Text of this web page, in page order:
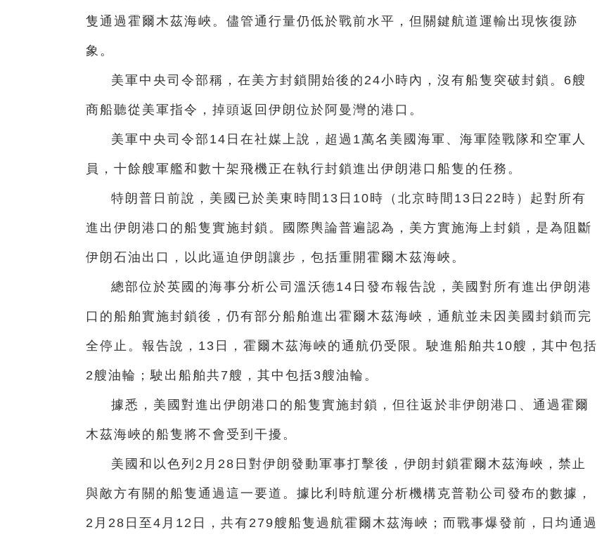
隻通過霍爾木茲海峽。儘管通行量仍低於戰前水平，但關鍵航道運輸出現恢復跡
象。
美軍中央司令部稱，在美方封鎖開始後的24小時內，沒有船隻突破封鎖。6艘
商船聽從美軍指令，掉頭返回伊朗位於阿曼灣的港口。
美軍中央司令部14日在社媒上說，超過1萬名美國海軍、海軍陸戰隊和空軍人
員，十餘艘軍艦和數十架飛機正在執行封鎖進出伊朗港口船隻的任務。
特朗普日前說，美國已於美東時間13日10時（北京時間13日22時）起對所有
進出伊朗港口的船隻實施封鎖。國際輿論普遍認為，美方實施海上封鎖，是為阻斷
伊朗石油出口，以此逼迫伊朗讓步，包括重開霍爾木茲海峽。
總部位於英國的海事分析公司溫沃德14日發布報告說，美國對所有進出伊朗港
口的船舶實施封鎖後，仍有部分船舶進出霍爾木茲海峽，通航並未因美國封鎖而完
全停止。報告說，13日，霍爾木茲海峽的通航仍受限。駛進船舶共10艘，其中包括
2艘油輪；駛出船舶共7艘，其中包括3艘油輪。
據悉，美國對進出伊朗港口的船隻實施封鎖，但往返於非伊朗港口、通過霍爾
木茲海峽的船隻將不會受到干擾。
美國和以色列2月28日對伊朗發動軍事打擊後，伊朗封鎖霍爾木茲海峽，禁止
與敵方有關的船隻通過這一要道。據比利時航運分析機構克普勒公司發布的數據，
2月28日至4月12日，共有279艘船隻過航霍爾木茲海峽；而戰事爆發前，日均通過